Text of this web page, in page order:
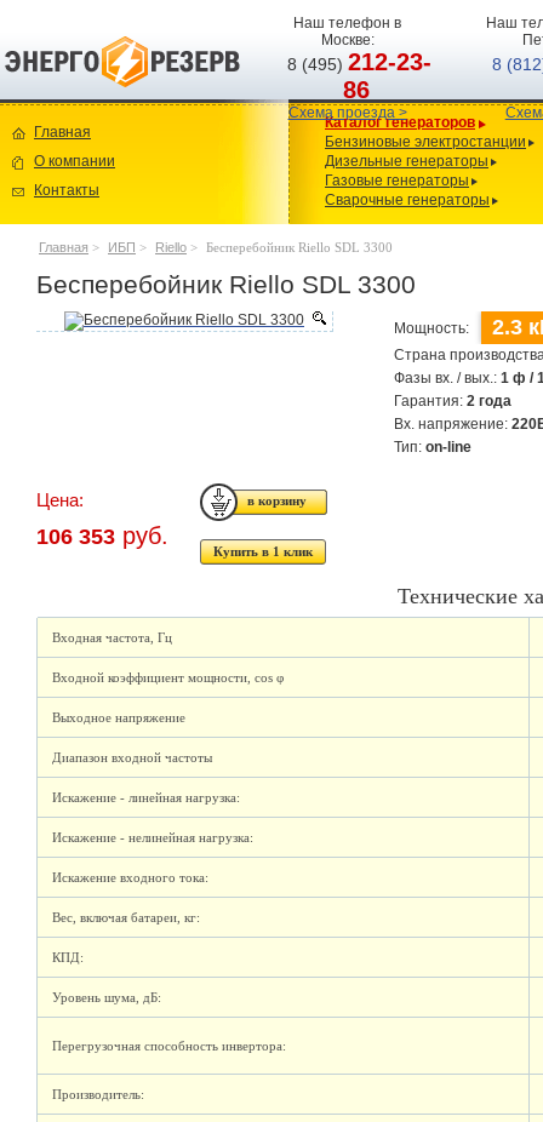
Наш телефон в
Москве:
8 (495)212-23-
86
Схема проезда >
Наш
8
Главная
О компании
Контакты
Каталог генераторов
Бензиновые электростанции
Дизельные генераторы
Газовые генераторы
Сварочные генераторы
Главная > ИБП > Riello > Бесперебойник Riello SDL 3300
Бесперебойник Riello SDL 3300
Мощность: 2.3
Страна
Фазы вх. / вых.: 1 ф /
Гарантия: 2 года
Вх. напряжение:
Тип: on-line
Цена:
106 353 руб.
Купить в 1 клик
Технические
Входная частота, Гц
Входной коэффициент мощности, cos φ
Выходное напряжение
Диапазон входной частоты
Искажение - линейная нагрузка:
Искажение - нелинейная нагрузка:
Искажение входного тока:
Вес, включая батареи, кг:
КПД:
Уровень шума, дБ:
Перегрузочная способность инвертора:
Производитель: